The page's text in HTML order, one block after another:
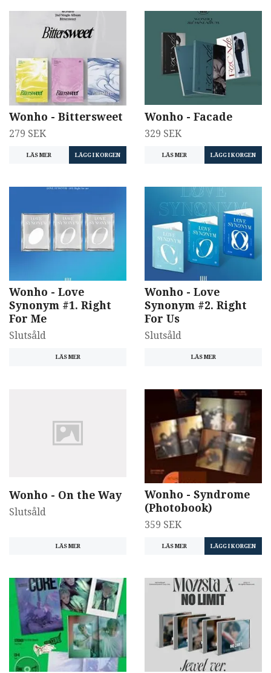
Wonho - Bittersweet
279 SEK
LÄS MER
Wonho - Facade
329 SEK
LÄS MER
Wonho - Love
Synonym #1. Right
For Me
Slutsåld
LÄS MER
Wonho - Love
Synonym #2. Right
For Us
Slutsåld
LÄS MER
Wonho - On the Way
Slutsåld
LÄS MER
Wonho - Syndrome
(Photobook)
359 SEK
LÄS MER